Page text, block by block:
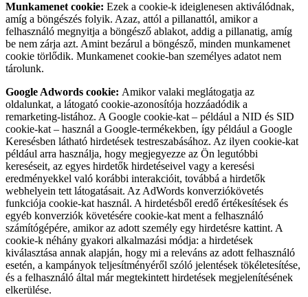
Munkamenet cookie: Ezek a cookie-k ideiglenesen aktiválódnak,
amíg a böngészés folyik. Azaz, attól a pillanattól, amikor a
felhasználó megnyitja a böngésző ablakot, addig a pillanatig, amíg
be nem zárja azt. Amint bezárul a böngésző, minden munkamenet
cookie törlődik. Munkamenet cookie-ban személyes adatot nem
tárolunk.
Google Adwords cookie: Amikor valaki meglátogatja az
oldalunkat, a látogató cookie-azonosítója hozzáadódik a
remarketing-listához. A Google cookie-kat – például a NID és SID
cookie-kat – használ a Google-termékekben, így például a Google
Keresésben látható hirdetések testreszabásához. Az ilyen cookie-kat
például arra használja, hogy megjegyezze az Ön legutóbbi
kereséseit, az egyes hirdetők hirdetéseivel vagy a keresési
eredményekkel való korábbi interakcióit, továbbá a hirdetők
webhelyein tett látogatásait. Az AdWords konverziókövetés
funkciója cookie-kat használ. A hirdetésből eredő értékesítések és
egyéb konverziók követésére cookie-kat ment a felhasználó
számítógépére, amikor az adott személy egy hirdetésre kattint. A
cookie-k néhány gyakori alkalmazási módja: a hirdetések
kiválasztása annak alapján, hogy mi a releváns az adott felhasználó
esetén, a kampányok teljesítményéről szóló jelentések tökéletesítése,
és a felhasználó által már megtekintett hirdetések megjelenítésének
elkerülése.